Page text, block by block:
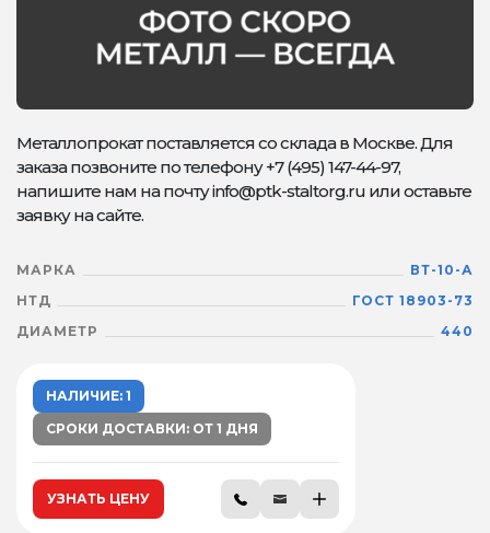
Металлопрокат поставляется со склада в Москве. Для
заказа позвоните по телефону +7 (495) 147-44-97,
напишите нам на почту info@ptk-staltorg.ru или оставьте
заявку на сайте.
МАРКА
ВТ-10-А
НТД
ГОСТ 18903-73
ДИАМЕТР
440
НАЛИЧИЕ: 1
СРОКИ ДОСТАВКИ: ОТ 1 ДНЯ
УЗНАТЬ ЦЕНУ